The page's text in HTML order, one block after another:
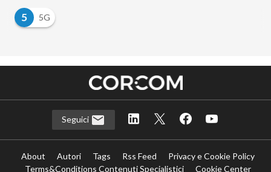
5
5G
Seguici
About Autori Tags Rss Feed
Privacy e Cookie Policy
Terms&Conditions Contenuti Specialistici
Cookie Center